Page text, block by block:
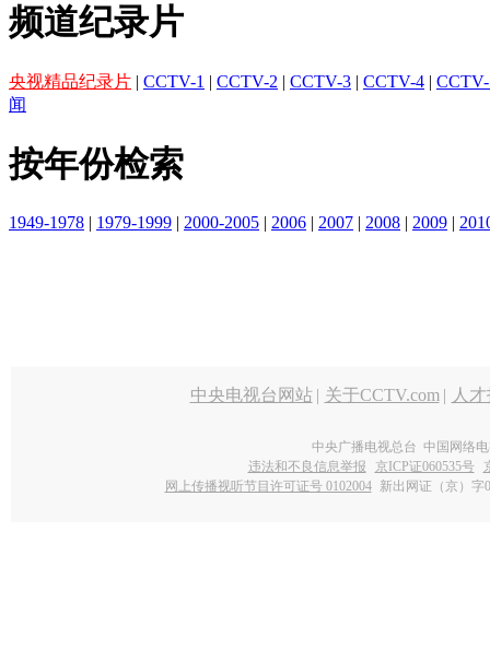
频道纪录片
央视精品纪录片 | CCTV-1 | CCTV-2 | CCTV-3 | CCTV-4 |
闻
按年份检索
1949-1978 | 1979-1999 | 2000-2005 | 2006 | 2007 | 2008 | 2009 |
中央电视台网站 | 关于CCTV.com | 人
中央广播电视总台 中国网络
违法和不良信息举报
京ICP证060535号
网上传播视听节目许可证号 0102004 新出网证（京）